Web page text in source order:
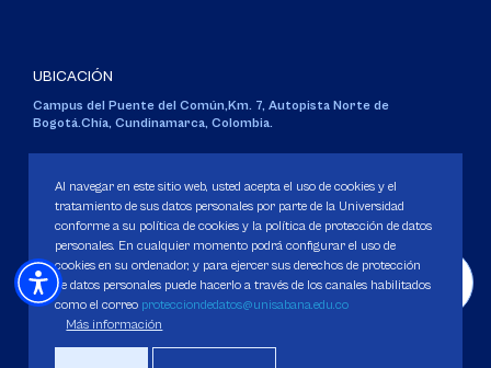
UBICACIÓN
Campus del Puente del Común,Km. 7, Autopista Norte de
Bogotá.Chía, Cundinamarca, Colombia.
Personería Jurídica:Resolución 130 del 14 de enero de 1980.
Ministerio de Educación Nacional.
Política de Protección de datos
Al navegar en este sitio web, usted acepta el uso de cookies y el
tratamiento de sus datos personales por parte de la Universidad
conforme a su política de cookies y la política de protección de datos
personales. En cualquier momento podrá configurar el uso de
cookies en su ordenador, y para ejercer sus derechos de protección
de datos personales puede hacerlo a través de los canales habilitados
como el correo protecciondedatos@unisabana.edu.co
Más información